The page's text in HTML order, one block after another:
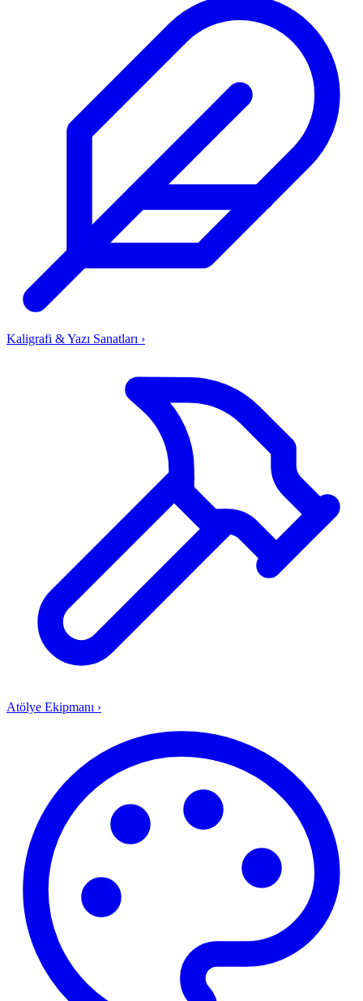
Kaligrafi & Yazı Sanatları ›
Atölye Ekipmanı ›